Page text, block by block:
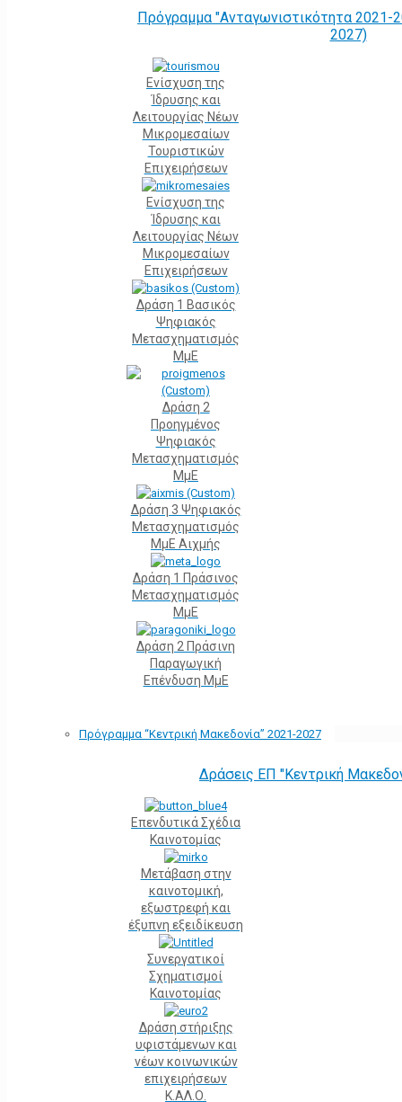
Πρόγραμμα "Ανταγωνιστικότητα
2027)
Ενίσχυση της
Ίδρυσης και
Λειτουργίας Νέων
Μικρομεσαίων
Τουριστικών
Επιχειρήσεων
Ενίσχυση της
Ίδρυσης και
Λειτουργίας Νέων
Μικρομεσαίων
Επιχειρήσεων
Δράση 1 Βασικός
Ψηφιακός
Μετασχηματισμός
ΜμΕ
Δράση 2
Προηγμένος
Ψηφιακός
Μετασχηματισμός
ΜμΕ
Δράση 3 Ψηφιακός
Μετασχηματισμός
ΜμΕ Αιχμής
Δράση 1 Πράσινος
Μετασχηματισμός
ΜμΕ
Δράση 2 Πράσινη
Παραγωγική
Επένδυση ΜμΕ
Πρόγραμμα “Κεντρική Μακεδονία” 2021-2027
Δράσεις ΕΠ "Κεντρική
Επενδυτικά Σχέδια
Καινοτομίας
Μετάβαση στην
καινοτομική,
εξωστρεφή και
έξυπνη εξειδίκευση
Συνεργατικοί
Σχηματισμοί
Καινοτομίας
Δράση στήριξης
υφιστάμενων και
νέων κοινωνικών
επιχειρήσεων
Κ.ΑΛ.Ο.